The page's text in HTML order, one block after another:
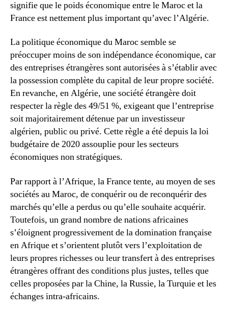
signifie que le poids économique entre le Maroc et la
France est nettement plus important qu’avec l’Algérie.
La politique économique du Maroc semble se
préoccuper moins de son indépendance économique, car
des entreprises étrangères sont autorisées à s’établir avec
la possession complète du capital de leur propre société.
En revanche, en Algérie, une société étrangère doit
respecter la règle des 49/51 %, exigeant que l’entreprise
soit majoritairement détenue par un investisseur
algérien, public ou privé. Cette règle a été depuis la loi
budgétaire de 2020 assouplie pour les secteurs
économiques non stratégiques.
Par rapport à l’Afrique, la France tente, au moyen de ses
sociétés au Maroc, de conquérir ou de reconquérir des
marchés qu’elle a perdus ou qu’elle souhaite acquérir.
Toutefois, un grand nombre de nations africaines
s’éloignent progressivement de la domination française
en Afrique et s’orientent plutôt vers l’exploitation de
leurs propres richesses ou leur transfert à des entreprises
étrangères offrant des conditions plus justes, telles que
celles proposées par la Chine, la Russie, la Turquie et les
échanges intra-africains.